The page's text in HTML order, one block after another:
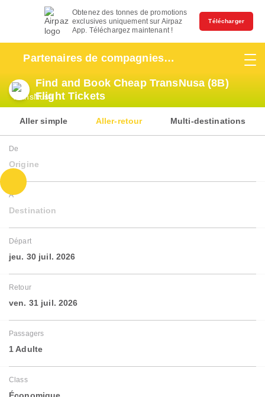
Obtenez des tonnes de promotions
exclusives uniquement sur Airpaz
App. Téléchargez maintenant !
Télécharger
Partenaires de compagnies
Find and Book Cheap TransNusa (8B)
Flight Tickets
Aller simple Aller-retour Multi-destinations
De
Origine
À
Destination
Départ
jeu. 30 juil. 2026
Retour
ven. 31 juil. 2026
Passagers
1 Adulte
Class